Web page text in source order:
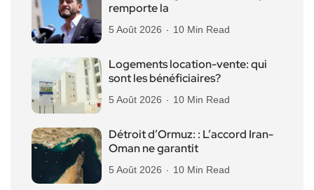
remporte la
5 Août 2026 10 Min Read
Logements location-vente: qui
sont les bénéficiaires?
5 Août 2026 10 Min Read
Détroit d’Ormuz: : L’accord Iran-
Oman ne garantit
5 Août 2026 10 Min Read